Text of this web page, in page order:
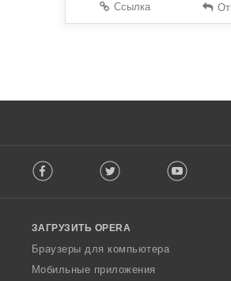
Ссылка
o
w
O
p
Facebook Twitter Youtube
ЗАГРУЗИТЬ OPERA
Браузеры для компьютера
Мобильные приложения